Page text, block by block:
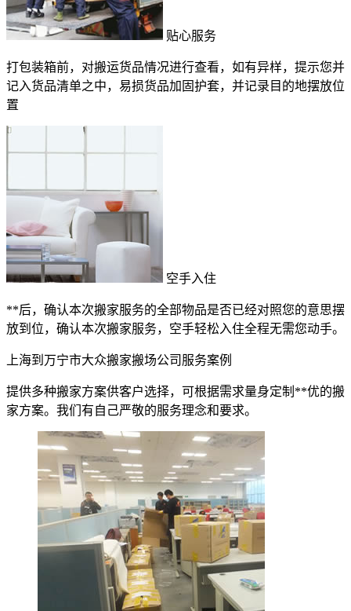
贴心服务
打包装箱前，对搬运货品情况进行查看，如有异样，提示您并
记入货品清单之中，易损货品加固护套，并记录目的地摆放位
置
空手入住
**后，确认本次搬家服务的全部物品是否已经对照您的意思摆
放到位，确认本次搬家服务，空手轻松入住全程无需您动手。
上海到万宁市大众搬家搬场公司服务案例
提供多种搬家方案供客户选择，可根据需求量身定制**优的搬
家方案。我们有自己严敬的服务理念和要求。